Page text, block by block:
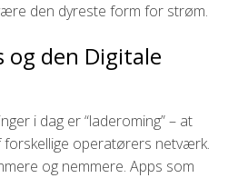
den dyreste form for strøm.
og den Digitale
i dag er “laderoming” – at
operatørers netværk.
og nemmere. Apps som